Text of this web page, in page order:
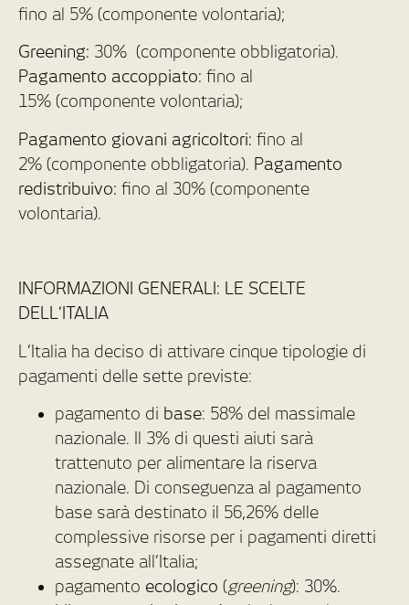
fino al 5% (componente volontaria);
Greening: 30% (componente obbligatoria).
Pagamento accoppiato: fino al
15% (componente volontaria);
Pagamento giovani agricoltori: fino al
2% (componente obbligatoria). Pagamento
redistribuivo: fino al 30% (componente
volontaria).
INFORMAZIONI GENERALI: LE SCELTE
DELL’ITALIA
L’Italia ha deciso di attivare cinque tipologie di
pagamenti delle sette previste:
pagamento di base: 58% del massimale
nazionale. Il 3% di questi aiuti sarà
trattenuto per alimentare la riserva
nazionale. Di conseguenza al pagamento
base sarà destinato il 56,26% delle
complessive risorse per i pagamenti diretti
assegnate all’Italia;
pagamento ecologico (greening): 30%.